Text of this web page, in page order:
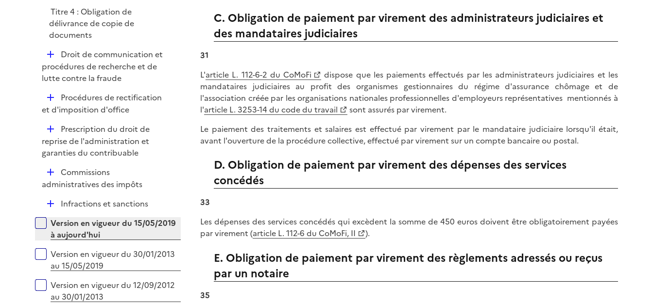
l
i
e
Titre 4 : Obligation de
délivrance de copie de
documents
D
é
p
e
Droit de communication et
procédures de recherche et de
lutte contre la fraude
D
é
i
e
Procédures de rectification
et d'imposition d'office
D
é
p
e
Prescription du droit de
reprise de l'administration et
garanties du contribuable
D
é
i
e
r
Commissions
administratives des impôts
D
p
l
i
r
Infractions et sanctions
Versions sur la période
Version en vigueur du 15/05/2019
à aujourd'hui
Version en vigueur du 30/01/2013
au 15/05/2019
Version en vigueur du 12/09/2012
au 30/01/2013
C. Obligation de paiement par virement des administrateurs judiciaires et
des mandataires judiciaires
31
L'article L. 112-6-2 du CoMoFi
dispose que les paiements effectués par les administrateurs judiciaires et les
mandataires judiciaires au profit des organismes gestionnaires du régime d'assurance chômage et de
l'association créée par les organisations nationales professionnelles d'employeurs représentatives mentionnés à
l'article L. 3253-14 du code du travail
sont assurés par virement.
Le paiement des traitements et salaires est effectué par virement par le mandataire judiciaire lorsqu'il était,
avant l'ouverture de la procédure collective, effectué par virement sur un compte bancaire ou postal.
D. Obligation de paiement par virement des dépenses des services
concédés
33
Les dépenses des services concédés qui excèdent la somme de 450 euros doivent être obligatoirement payées
par virement (article L. 112-6 du CoMoFi, II ).
E. Obligation de paiement par virement des règlements adressés ou reçus
par un notaire
35